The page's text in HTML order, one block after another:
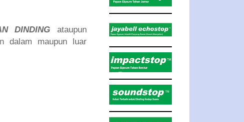
DINDING ataupun
dalam maupun luar